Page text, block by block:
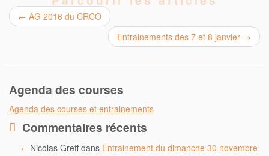
← AG 2016 du CRCO
Entrainements des 7 et 8 janvier →
Agenda des courses
Agenda des courses et entrainements
Commentaires récents
Nicolas Greffdans Entrainement du dimanche 30 novembre